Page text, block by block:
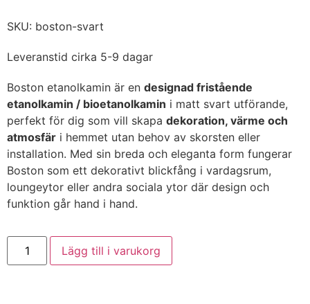
SKU: boston-svart
Leveranstid cirka 5-9 dagar
Boston etanolkamin är en designad fristående
etanolkamin / bioetanolkamin i matt svart utförande,
perfekt för dig som vill skapa dekoration, värme och
atmosfär i hemmet utan behov av skorsten eller
installation. Med sin breda och eleganta form fungerar
Boston som ett dekorativt blickfång i vardagsrum,
loungeytor eller andra sociala ytor där design och
funktion går hand i hand.
Lägg till i varukorg